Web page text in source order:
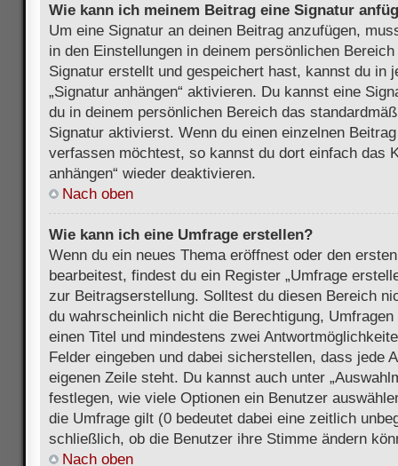
Wie kann ich meinem Beitrag eine Signatur
Um eine Signatur an deinen Beitrag anzufügen,
in den Einstellungen in deinem persönlichen
Signatur erstellt und gespeichert hast, kannst du in
„Signatur anhängen“ aktivieren. Du kannst eine
du in deinem persönlichen Bereich das
Signatur aktivierst. Wenn du einen einzelnen
verfassen möchtest, so kannst du dort einfach das
anhängen“ wieder deaktivieren.
Nach oben
Wie kann ich eine Umfrage erstellen?
Wenn du ein neues Thema eröffnest oder den
bearbeitest, findest du ein Register „Umfrage
zur Beitragserstellung. Solltest du diesen Bereich
du wahrscheinlich nicht die Berechtigung,
einen Titel und mindestens zwei
Felder eingeben und dabei sicherstellen, dass jede
eigenen Zeile steht. Du kannst auch unter
festlegen, wie viele Optionen ein Benutzer
die Umfrage gilt (0 bedeutet dabei eine zeitlich
schließlich, ob die Benutzer ihre Stimme ändern
Nach oben